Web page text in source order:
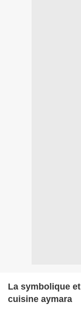
La symbolique
cuisine aymara